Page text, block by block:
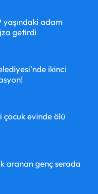
yaşındaki adam
getirdi
ikinci
çocuk evinde ölü
aranan genç serada